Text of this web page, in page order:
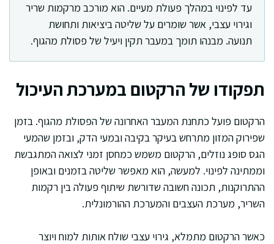
עד לפינוי במהלך פעולת מעיים. הוא מורכב מרקמות שריר
וגירוי עצבי, אשר שומרים על שליטה ביציאות ותחושת
תנועה. מבנהו תומך במעבר תקין ויעיל של פסולת מהגוף.
תפקודו של הרקטום במערכת העיכול
הרקטום פועל כתחנת המעבר האחרונה של הפסולת מהגוף. בזמן
שפירוק המזון מתרחש בעיקר בקיבה ובמעי הדק, ובזמן שהמעי
הגס סופג נוזלים, הרקטום משמש כמחסן זמני לצואה המתגבשת
וממתינה לפינוי. למעשה, הוא מאפשר שליטה בזמנים ובאופן
ההתרוקנות, תכונה חשובה שדורשת שיתוף פעולה בין רקמות
השריר, מערכת העצבים והמערכת ההורמונלית.
כאשר הרקטום מתמלא, גירוי עצבי שולח אותות למוח ויוצר